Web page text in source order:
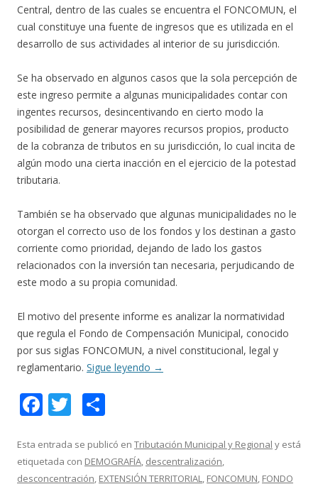
Central, dentro de las cuales se encuentra el FONCOMUN, el
cual constituye una fuente de ingresos que es utilizada en el
desarrollo de sus actividades al interior de su jurisdicción.
Se ha observado en algunos casos que la sola percepción de
este ingreso permite a algunas municipalidades contar con
ingentes recursos, desincentivando en cierto modo la
posibilidad de generar mayores recursos propios, producto
de la cobranza de tributos en su jurisdicción, lo cual incita de
algún modo una cierta inacción en el ejercicio de la potestad
tributaria.
También se ha observado que algunas municipalidades no le
otorgan el correcto uso de los fondos y los destinan a gasto
corriente como prioridad, dejando de lado los gastos
relacionados con la inversión tan necesaria, perjudicando de
este modo a su propia comunidad.
El motivo del presente informe es analizar la normatividad
que regula el Fondo de Compensación Municipal, conocido
por sus siglas FONCOMUN, a nivel constitucional, legal y
reglamentario. Sigue leyendo →
F
e
b
T
itt
er
m
p
Esta entrada se publicó en Tributación Municipal y Regional y está
etiquetada con DEMOGRAFÍA, descentralización,
desconcentración, EXTENSIÓN TERRITORIAL, FONCOMUN, FONDO